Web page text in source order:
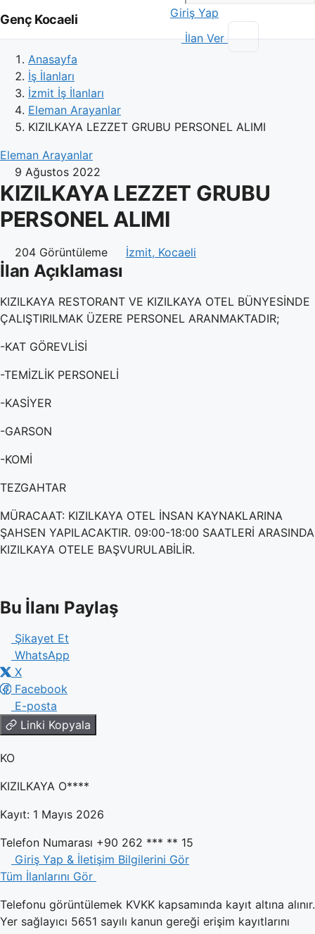
Genç Kocaeli
Giriş Yap
İlan Ver
Anasayfa
İş İlanları
İzmit İş İlanları
Eleman Arayanlar
KIZILKAYA LEZZET GRUBU PERSONEL ALIMI
Eleman Arayanlar
9 Ağustos 2022
KIZILKAYA LEZZET GRUBU
PERSONEL ALIMI
204 Görüntüleme İzmit, Kocaeli
İlan Açıklaması
KIZILKAYA RESTORANT VE KIZILKAYA OTEL BÜNYESİNDE
ÇALIŞTIRILMAK ÜZERE PERSONEL ARANMAKTADIR;
-KAT GÖREVLİSİ
-TEMİZLİK PERSONELİ
-KASİYER
-GARSON
-KOMİ
TEZGAHTAR
MÜRACAAT: KIZILKAYA OTEL İNSAN KAYNAKLARINA
ŞAHSEN YAPILACAKTIR. 09:00-18:00 SAATLERİ ARASINDA
KIZILKAYA OTELE BAŞVURULABİLİR.
Bu İlanı Paylaş
Şikayet Et
WhatsApp
X
Facebook
E-posta
Linki Kopyala
KO
KIZILKAYA O****
Kayıt: 1 Mayıs 2026
Telefon Numarası +90 262 *** ** 15
Giriş Yap & İletişim Bilgilerini Gör
Tüm İlanlarını Gör
Telefonu görüntülemek KVKK kapsamında kayıt altına alınır.
Yer sağlayıcı 5651 sayılı kanun gereği erişim kayıtlarını